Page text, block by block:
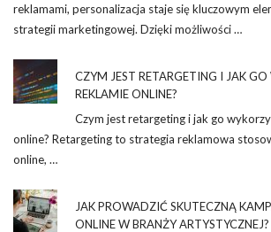
reklamami, personalizacja staje się kluczowym
strategii marketingowej. Dzięki możliwości …
CZYM JEST RETARGETING I JAK
REKLAMIE ONLINE?
Czym jest retargeting i jak go
online? Retargeting to strategia reklamowa
online, …
JAK PROWADZIĆ SKUTECZNĄ
ONLINE W BRANŻY ARTYSTYCZNEJ?